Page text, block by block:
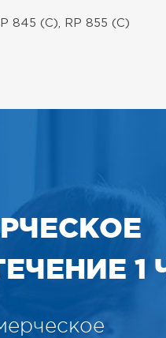
845 (C), RP 855 (C)
1